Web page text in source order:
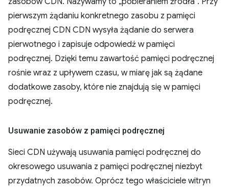
pierwszym żądaniu konkretnego zasobu z pamięci
podręcznej CDN CDN wysyła żądanie do serwera
pierwotnego i zapisuje odpowiedź w pamięci
podręcznej. Dzięki temu zawartość pamięci podręcznej
rośnie wraz z upływem czasu, w miarę jak są żądane
dodatkowe zasoby, które nie znajdują się w pamięci
podręcznej.
Usuwanie zasobów z pamięci podręcznej
Sieci CDN używają usuwania pamięci podręcznej do
okresowego usuwania z pamięci podręcznej niezbyt
przydatnych zasobów. Oprócz tego właściciele witryn